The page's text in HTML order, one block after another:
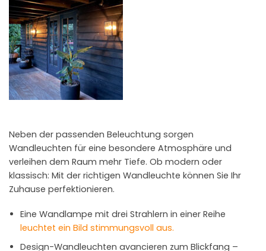
Neben der passenden Beleuchtung sorgen
Wandleuchten für eine besondere Atmosphäre und
verleihen dem Raum mehr Tiefe. Ob modern oder
klassisch: Mit der richtigen Wandleuchte können Sie Ihr
Zuhause perfektionieren.
Eine Wandlampe mit drei Strahlern in einer Reihe
leuchtet ein Bild stimmungsvoll aus.
Design-Wandleuchten avancieren zum Blickfang –